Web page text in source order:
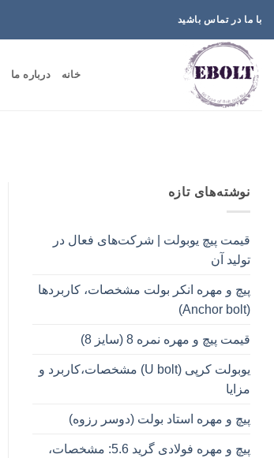
content
با ما در تماس باشید
خانه درباره ما
نوشته‌های تازه
قیمت پیچ یوبولت | شرکت‌های فعال در
تولید آن
پیچ و مهره انکر بولت مشخصات، کاربردها
(Anchor bolt)
قیمت پیچ و مهره نمره 8 (سایز 8)
یوبولت کرپی (U bolt) مشخصات،کاربرد و
مزایا
پیچ و مهره استاد بولت (دوسر رزوه)
پیچ و مهره فولادی گرید 5.6: مشخصات،